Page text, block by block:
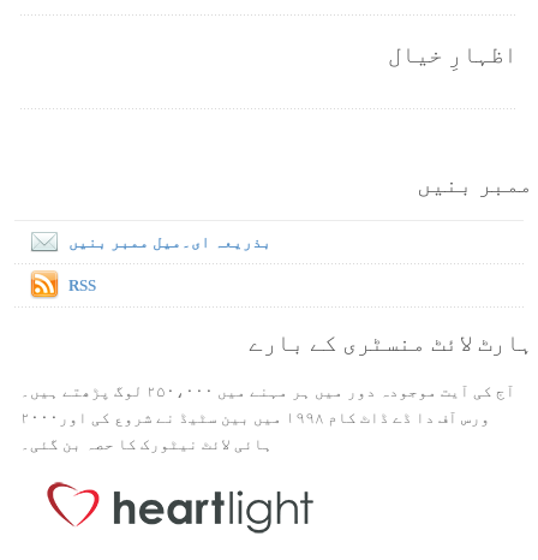
اظہارِ خیال
ممبر بنیں
بذریعہ ای۔میل ممبر بنیں
RSS
ہارٹ لائٹ منسٹری کے بارے
آج کی آیت موجودہ دور میں ہر مہنے میں ۲۵۰،۰۰۰ لوگ پڑھتے ہیں۔
ورس آف دا ڈے ڈاٹ کام ۱۹۹۸ میں بین سٹیڈ نے شروع کی اور۲۰۰۰
ہائی لائٹ نیٹورک کا حصہ بن گئی۔